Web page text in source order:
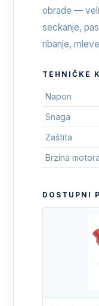
obrade —
seckanje,
ribanje,
TEHNIČKE
Napon
Snaga
Zaštita
Brzina motora
DOSTUPNI